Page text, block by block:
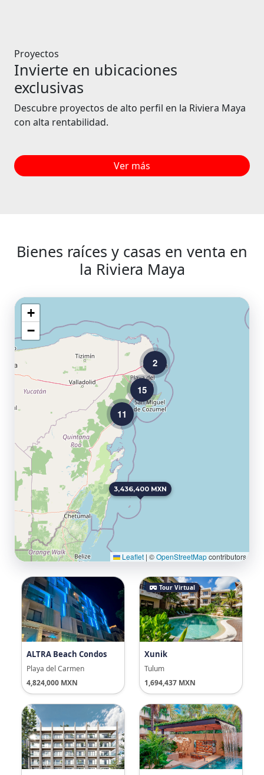
Proyectos
Invierte en ubicaciones
exclusivas
Descubre proyectos de alto perfil en la Riviera Maya
con alta rentabilidad.
Ver más
Bienes raíces y casas en venta en
la Riviera Maya
2
11
15
3,436,400 MXN
+
−
Leaflet | ©OpenStreetMapcontributors
ALTRA Beach Condos
Playa del Carmen
4,824,000 MXN
Tour Virtual
Xunik
Tulum
1,694,437 MXN